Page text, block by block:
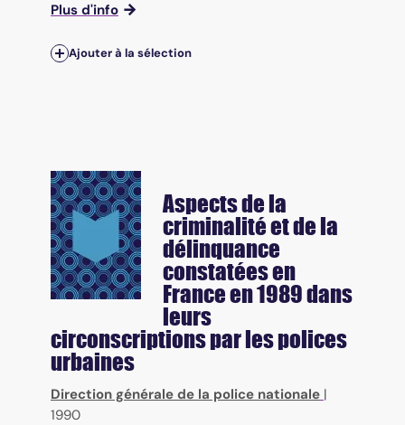
Plus d'info
Ajouter à la sélection
Aspects de la
criminalité et de la
délinquance
constatées en
France en 1989 dans
leurs
circonscriptions par les polices
urbaines
Direction générale de la police nationale |
1990